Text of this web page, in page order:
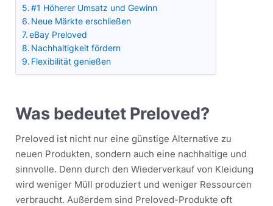
#1 Höherer Umsatz und Gewinn
Neue Märkte erschließen
eBay Preloved
Nachhaltigkeit fördern
Flexibilität genießen
Was bedeutet Preloved?
Preloved ist nicht nur eine günstige Alternative zu
neuen Produkten, sondern auch eine nachhaltige und
sinnvolle. Denn durch den Wiederverkauf von Kleidung
wird weniger Müll produziert und weniger Ressourcen
verbraucht. Außerdem sind Preloved-Produkte oft